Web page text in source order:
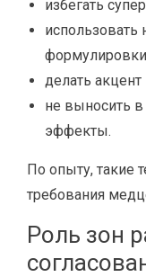
избегать
делать акцент
не выносить
эффекты.
По опыту, такие
требования
Роль зон